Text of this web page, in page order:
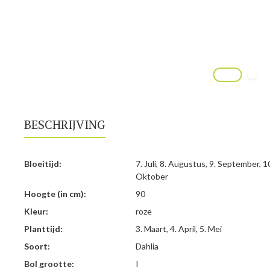
BESCHRIJVING
Bloeitijd:
7. Juli, 8. Augustus, 9. September,
Oktober
Hoogte (in cm):
90
Kleur:
roze
Planttijd:
3. Maart, 4. April, 5. Mei
Soort:
Dahlia
Bol grootte:
I